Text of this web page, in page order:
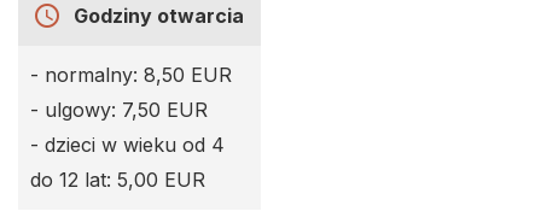
access_time Godziny otwarcia
- normalny: 8,50 EUR
- ulgowy: 7,50 EUR
- dzieci w wieku od 4
do 12 lat: 5,00 EUR